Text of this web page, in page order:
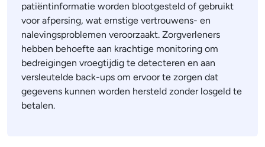
patiëntinformatie worden blootgesteld of gebruikt
voor afpersing, wat ernstige vertrouwens- en
nalevingsproblemen veroorzaakt. Zorgverleners
hebben behoefte aan krachtige monitoring om
bedreigingen vroegtijdig te detecteren en aan
versleutelde back-ups om ervoor te zorgen dat
gegevens kunnen worden hersteld zonder losgeld te
betalen.